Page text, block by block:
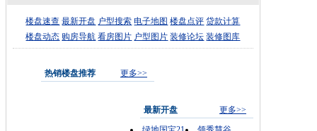
楼盘速查 最新开盘 户型搜索 电子地图 楼盘点评 贷款计算
楼盘动态 购房导航 看房图片 户型图片 装修论坛 装修图库
热销楼盘推荐 更多>>
最新开盘
更多>>